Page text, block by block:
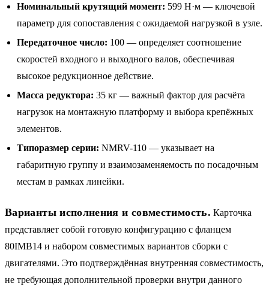
Номинальный крутящий момент: 599 Н·м — ключевой
параметр для сопоставления с ожидаемой нагрузкой в узле.
Передаточное число: 100 — определяет соотношение
скоростей входного и выходного валов, обеспечивая
высокое редукционное действие.
Масса редуктора: 35 кг — важный фактор для расчёта
нагрузок на монтажную платформу и выбора крепёжных
элементов.
Типоразмер серии: NMRV-110 — указывает на
габаритную группу и взаимозаменяемость по посадочным
местам в рамках линейки.
Варианты исполнения и совместимость. Карточка
представляет собой готовую конфигурацию с фланцем
80IMB14 и набором совместимых вариантов сборки с
двигателями. Это подтверждённая внутренняя совместимость,
не требующая дополнительной проверки внутри данного